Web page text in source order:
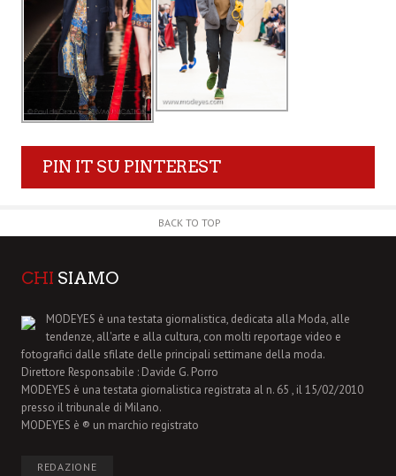
PIN IT SU PINTEREST
BACK TO TOP
CHI SIAMO
MODEYES è una testata giornalistica, dedicata alla Moda, alle
tendenze, all'arte e alla cultura, con molti reportage video e
fotografici dalle sfilate delle principali settimane della moda.
Direttore Responsabile : Davide G. Porro
MODEYES è una testata giornalistica registrata al n. 65 , il 15/02/2010
presso il tribunale di Milano.
MODEYES è ® un marchio registrato
REDAZIONE